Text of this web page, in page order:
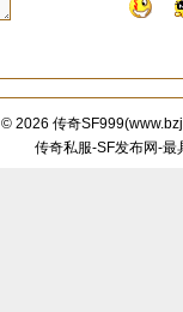
© 2026 传奇SF999(
传奇私服-SF发布网-最